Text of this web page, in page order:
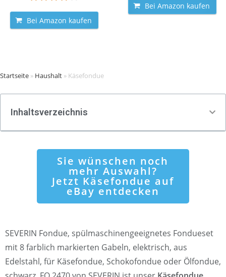
Bei Amazon kaufen
Bei Amazon kaufen
Startseite » Haushalt » Käsefondue
Inhaltsverzeichnis
Sie wünschen noch
mehr Auswahl?
Jetzt Käsefondue auf
eBay entdecken
SEVERIN Fondue, spülmaschinengeeignetes Fondueset
mit 8 farblich markierten Gabeln, elektrisch, aus
Edelstahl, für Käsefondue, Schokofondue oder Ölfondue,